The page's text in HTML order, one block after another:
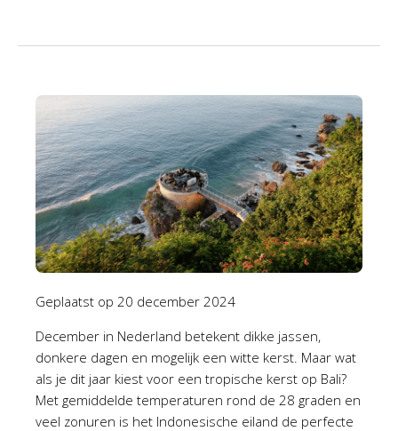
Geplaatst op 20 december 2024
December in Nederland betekent dikke jassen,
donkere dagen en mogelijk een witte kerst. Maar wat
als je dit jaar kiest voor een tropische kerst op Bali?
Met gemiddelde temperaturen rond de 28 graden en
veel zonuren is het Indonesische eiland de perfecte